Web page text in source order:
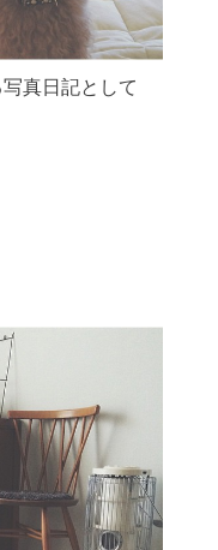
真日記として